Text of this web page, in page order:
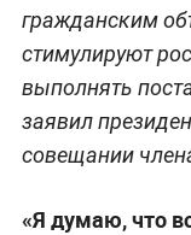
гражданским
стимулируют
выполнять
заявил
совещании
«Я думаю, что